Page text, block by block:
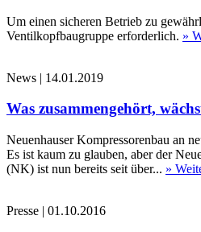
Um einen sicheren Betrieb zu
Ventilkopfbaugruppe erforderlich. »
News | 14.01.2019
Was zusammengehört,
Neuenhauser Kompressorenbau an
Es ist kaum zu glauben, aber der
(NK) ist nun bereits seit über... »
Presse | 01.10.2016